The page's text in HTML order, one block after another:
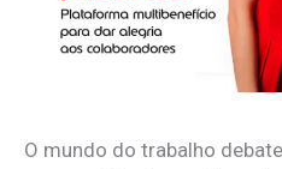
O mundo do trabalho